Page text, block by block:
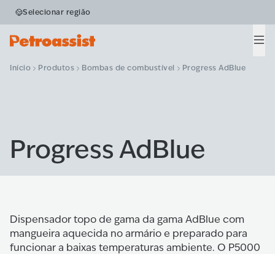
Selecionar região
Início Produtos Bombas de combustível Progress AdBlue
Progress AdBlue
Dispensador topo de gama da gama AdBlue com
mangueira aquecida no armário e preparado para
funcionar a baixas temperaturas ambiente. O P5000